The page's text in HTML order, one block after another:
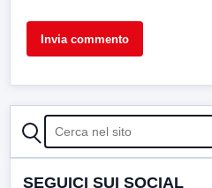
CERCA
SEGUICI SUI SOCIAL